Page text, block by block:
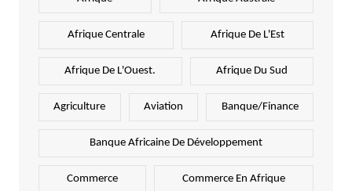
Afrique Centrale Afrique De L'Est
Afrique De L'Ouest. Afrique Du Sud
Agriculture Aviation Banque/Finance
Banque Africaine De Développement
Commerce Commerce En Afrique